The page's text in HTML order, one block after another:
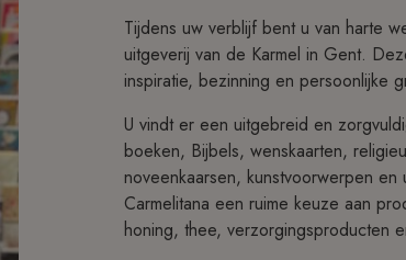
Tijdens uw verblijf bent u van harte
uitgeverij van de Karmel in Gent.
inspiratie, bezinning en persoonlijke
U vindt er een uitgebreid en
boeken, Bijbels, wenskaarten,
noveenkaarsen, kunstvoorwerpen
Carmelitana een ruime keuze aan
honing, thee, verzorgingsproducten